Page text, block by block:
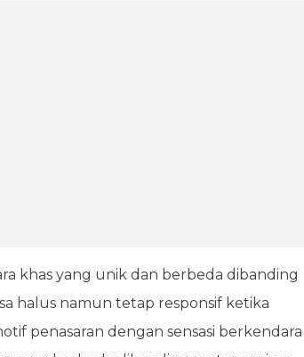
khas yang unik dan berbeda dibanding
halus namun tetap responsif ketika
penasaran dengan sensasi berkendara